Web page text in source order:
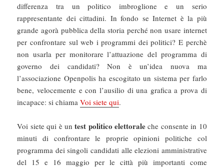
differenza tra un politico imbroglione e un serio
rappresentante dei cittadini. In fondo se Internet è la più
grande agorà pubblica della storia perché non usare internet
per confrontare sul web i programmi dei politici? E perchè
non usarla per monitorare l’attuazione del programma di
governo dei candidati? Non è un’idea nuova ma
l’associazione Openpolis ha escogitato un sistema per farlo
bene, velocemente e con l’ausilio di una grafica a prova di
incapace: si chiamaVoi siete qui.
Voi siete qui è un test politico elettorale che consente in 10
minuti di confrontare le proprie opinioni politiche col
programma dei singoli candidati alle elezioni amministrative
del 15 e 16 maggio per le città più importanti come